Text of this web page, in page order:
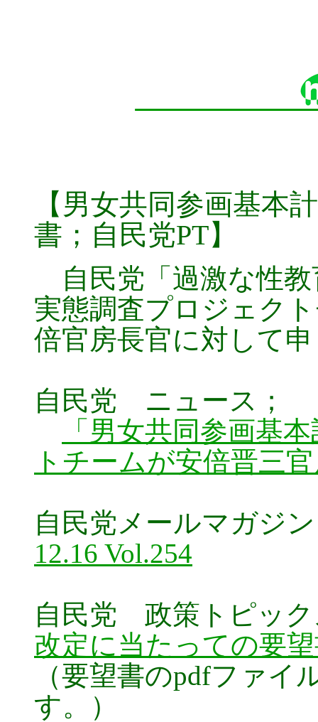
【男女共同参画基本
書；自民党PT】
自民党「過激な性教
実態調査プロジェク
倍官房長官に対して
自民党 ニュース；
「男女共同参画基
トチームが安倍晋三
自民党メールマガジ
12.16 Vol.254
自民党 政策トピック
改定に当たっての要
（要望書のpdfファ
す。）